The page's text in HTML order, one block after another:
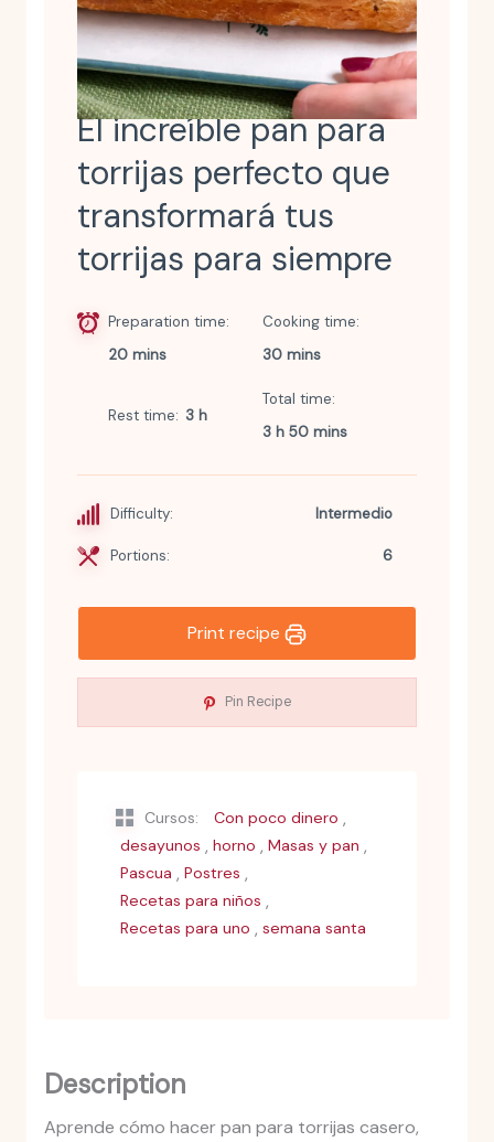
El increíble pan para
torrijas perfecto que
transformará tus
torrijas para siempre
Preparation time
20 mins
Cooking time
30 mins
Rest time 3 h
Total time
3 h 50 mins
Difficulty: Intermedio
Portions: 6
Print recipe
Pin Recipe
Cursos: Con poco dinero ,
desayunos , horno , Masas y pan ,
Pascua , Postres ,
Recetas para niños ,
Recetas para uno , semana santa
Description
Aprende cómo hacer pan para torrijas casero,